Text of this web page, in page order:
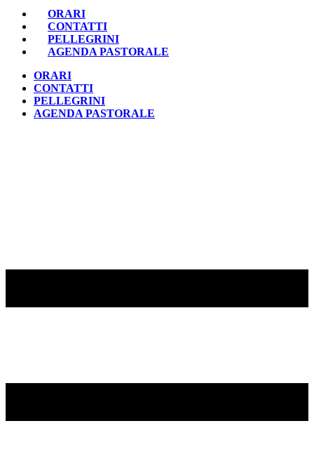
ORARI
CONTATTI
PELLEGRINI
AGENDA PASTORALE
ORARI
CONTATTI
PELLEGRINI
AGENDA PASTORALE